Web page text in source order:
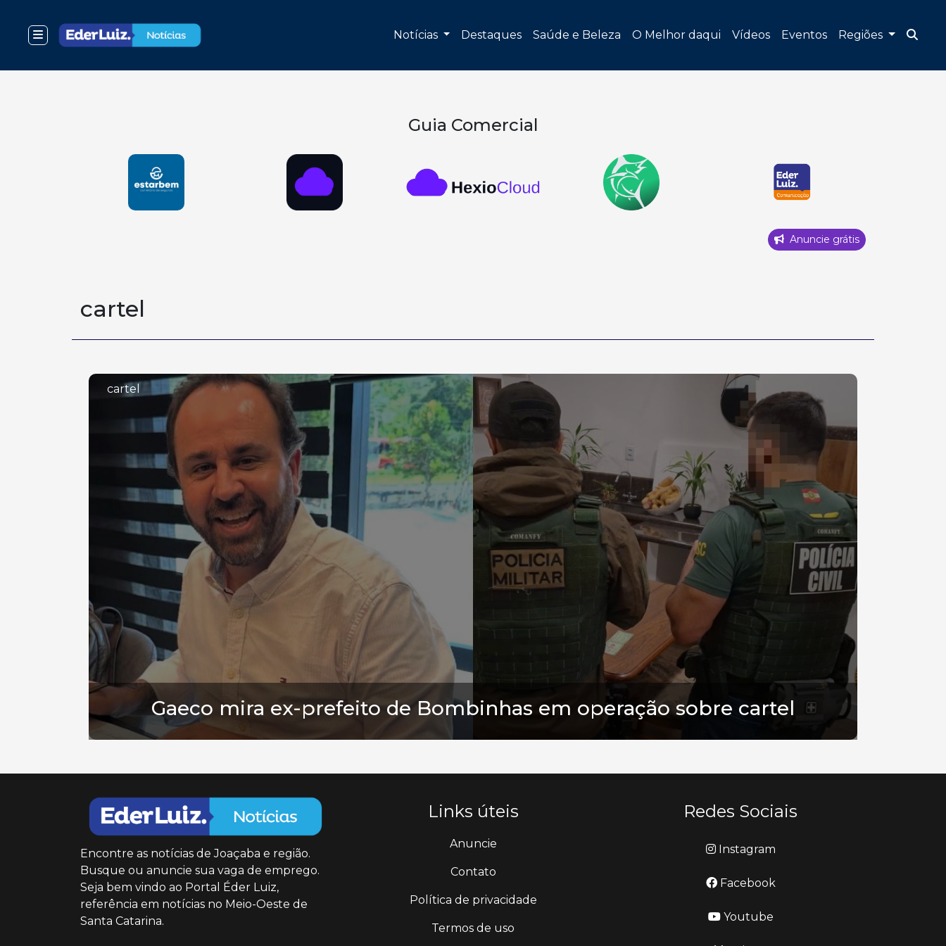
Notícias Destaques Saúde e Beleza O Melhor daqui Vídeos Eventos Regiões
Guia Comercial
Anuncie grátis
cartel
cartel
Gaeco mira ex-prefeito de Bombinhas em operação sobre cartel
Encontre as notícias de Joaçaba e região.
Busque ou anuncie sua vaga de emprego.
Seja bem vindo ao Portal Éder Luiz,
referência em notícias no Meio-Oeste de
Santa Catarina.
Links úteis
Anuncie
Contato
Política de privacidade
Termos de uso
Redes Sociais
Instagram
Facebook
Youtube